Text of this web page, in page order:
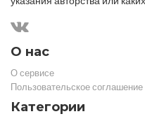
О нас
О сервисе
Пользовательское соглашение
Категории